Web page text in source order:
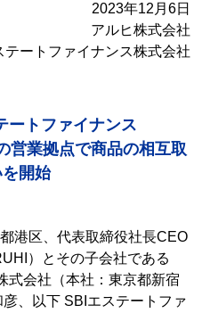
2023年12月6日
アルヒ株式会社
テートファイナンス株式会社
ートファイナンス
営業拠点で商品の相互取
を開始
港区、代表取締役社長CEO
）とその子会社である
式会社（本社：東京都新宿
、以下 SBIエステートファ